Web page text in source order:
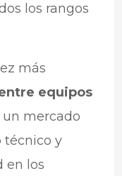
los rangos
más
equipos
un mercado
técnico y
en los